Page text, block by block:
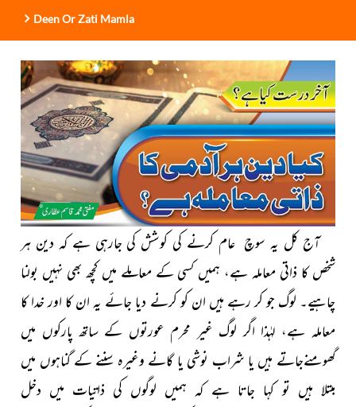
Deen Or Zati Mamla
آج کل یہ سوچ عام کرنے کی کوشش کی جارہی ہے کہ دین ہر
شخص کا ذاتی معاملہ ہے، ہمیں کسی کے معاملے میں کچھ بھی نہیں بولنا
چاہیے۔ لوگ جو کر رہے ہیں ان کو کرنے دیا جائے یہ ان کا اور خدا کا
معاملہ ہے، لہٰذا اگر لوگ غیر محرم عورتوں کے ساتھ پارکوں میں
گھومنےجاتے ہیں یا شراب نوشی یا گانے وغیرہ سننے کے گناہوں میں
مبتلا ہیں تو کہا جاتا ہے کہ ہمیں لوگوں کی ذاتیات میں دخل